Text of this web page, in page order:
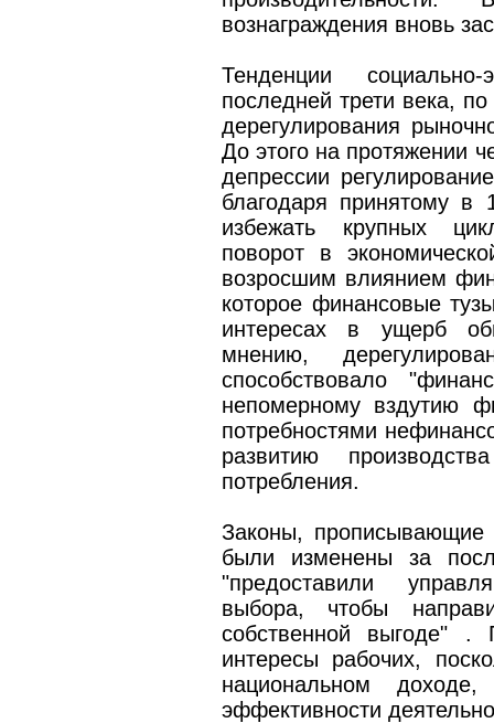
вознаграждения вновь
Тенденции
последней трети века,
дерегулирования
До этого на протяжении
депрессии
благодаря принятому
избежать крупных
поворот в
возросшим влиянием
которое финансовые
интересах в ущерб
мнению,
способствовало
непомерному вздутию
потребностями
развитию
потребления.
Законы, прописывающие
были изменены за
"предоставили
выбора, чтобы
собственной выгоде" .
интересы рабочих,
национальном
эффективности